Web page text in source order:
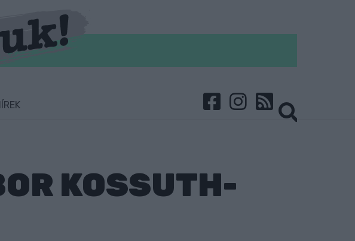
KOSSUTH-